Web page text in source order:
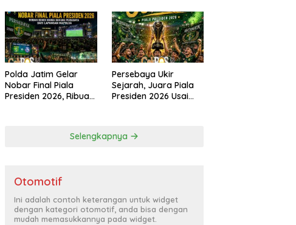
Polda Jatim Gelar
Nobar Final Piala
Presiden 2026, Ribuan
Persebaya Ukir
Sejarah, Juara Piala
Presiden 2026 Usai
Selengkapnya
Otomotif
Ini adalah contoh keterangan untuk widget
dengan kategori otomotif, anda bisa dengan
mudah memasukkannya pada widget.